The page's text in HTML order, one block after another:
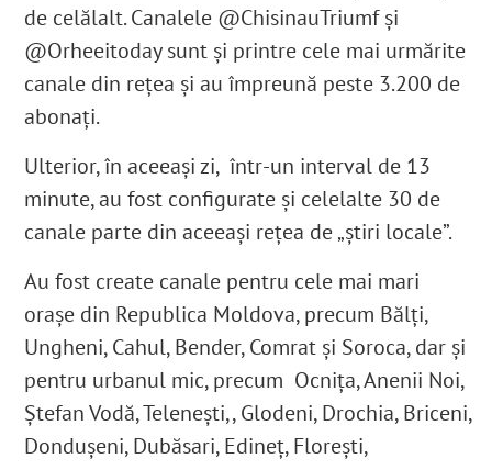
de celălalt. Canalele @ChisinauTriumf și
@Orheeitoday sunt și printre cele mai urmărite
canale din rețea și au împreună peste 3.200 de
abonați.
Ulterior, în aceeași zi, într-un interval de 13
minute, au fost configurate și celelalte 30 de
canale parte din aceeași rețea de „știri locale”.
Au fost create canale pentru cele mai mari
orașe din Republica Moldova, precum Bălți,
Ungheni, Cahul, Bender, Comrat și Soroca, dar și
pentru urbanul mic, precum Ocnița, Anenii Noi,
Ștefan Vodă, Telenești,, Glodeni, Drochia, Briceni,
Dondușeni, Dubăsari, Edineț, Florești,